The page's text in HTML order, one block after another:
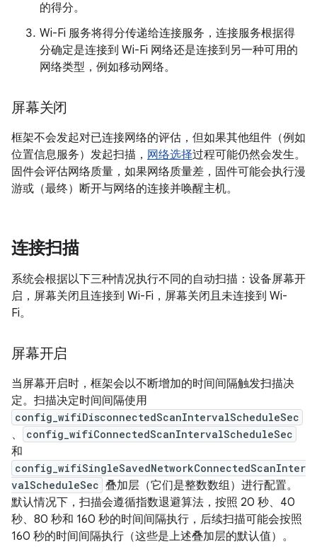
的得分。
Wi-Fi 服务将得分传递给连接服务，连接服务根据得
分确定是连接到 Wi-Fi 网络还是连接到另一种可用的
网络类型，例如移动网络。
屏幕关闭
框架不会发起对已连接网络的评估，但如果其他组件（例如
位置信息服务）发起扫描， 网络选择过程可能仍然会发生。
固件会评估网络质量，如果网络质量差，固件可能会执行漫
游或（最终）断开与网络的连接并唤醒主机。
连接扫描
系统会根据以下三种情况执行不同的自动扫描：设备屏幕开
启，屏幕关闭且连接到 Wi-Fi，屏幕关闭且未连接到 Wi-
Fi。
屏幕开启
当屏幕开启时，框架会以不断增加的时间间隔触发扫描决
定。扫描决定时间间隔使用
config_wifiDisconnectedScanIntervalScheduleSec
、 config_wifiConnectedScanIntervalScheduleSec
和
config_wifiSingleSavedNetworkConnectedScanInter
valScheduleSec 叠加层（它们是整数数组）进行配置。
默认情况下，扫描会遵循指数退避算法，按照 20 秒、40
秒、80 秒和 160 秒的时间间隔执行，后续扫描可能会按照
160 秒的时间间隔执行（这些是上述叠加层的默认值）。